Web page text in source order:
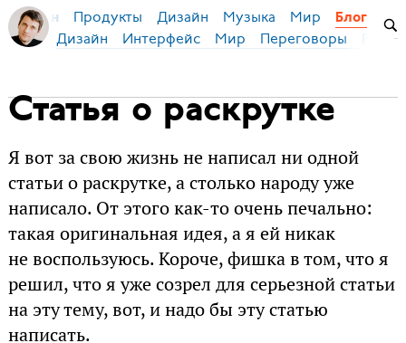
Бирман Продукты Дизайн Музыка Мир Блог
Дизайн Интерфейс Мир Переговоры
Статья о раскрутке
Я вот за свою жизнь не написал ни одной
статьи о раскрутке, а столько народу уже
написало. От этого как-то очень печально:
такая оригинальная идея, а я ей никак
не воспользуюсь. Короче, фишка в том, что я
решил, что я уже созрел для серьезной статьи
на эту тему, вот, и надо бы эту статью
написать.